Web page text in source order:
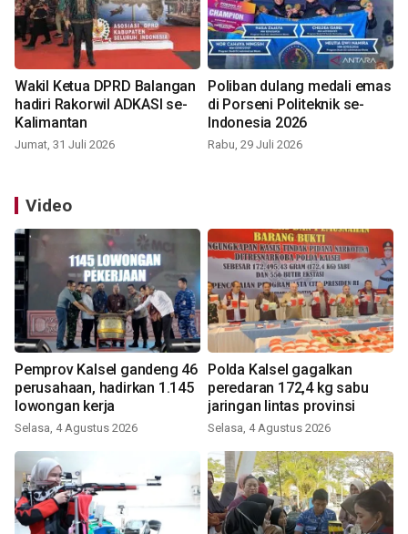
Wakil Ketua DPRD Balangan
hadiri Rakorwil ADKASI se-
Kalimantan
Jumat, 31 Juli 2026
Poliban dulang medali emas
di Porseni Politeknik se-
Indonesia 2026
Rabu, 29 Juli 2026
Video
Pemprov Kalsel gandeng 46
perusahaan, hadirkan 1.145
lowongan kerja
Selasa, 4 Agustus 2026
Polda Kalsel gagalkan
peredaran 172,4 kg sabu
jaringan lintas provinsi
Selasa, 4 Agustus 2026